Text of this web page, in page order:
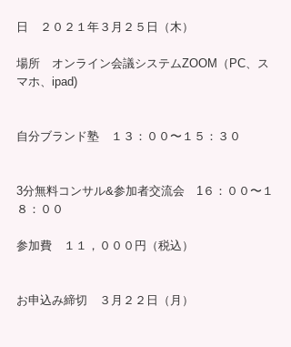
日　２０２１年３月２５日（木）
場所　オンライン会議システムZOOM（PC、ス
マホ、ipad)
自分ブランド塾　１３：００〜１５：３０
3分無料コンサル&参加者交流会　1６：００〜１
８：００
参加費　１１，０００円（税込）
お申込み締切　３月２２日（月）